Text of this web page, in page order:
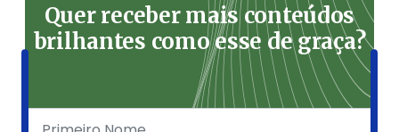
Quer receber mais conteúdos
brilhantes como esse de graça?